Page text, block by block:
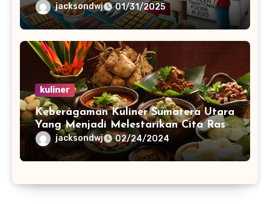
jacksondwj 01/31/2025
kuliner
Keberagaman Kuliner Sumatera Utara
Yang Menjadi Melestarikan Cita Rasa
Warisan Nenek Moyang
jacksondwj 02/24/2024